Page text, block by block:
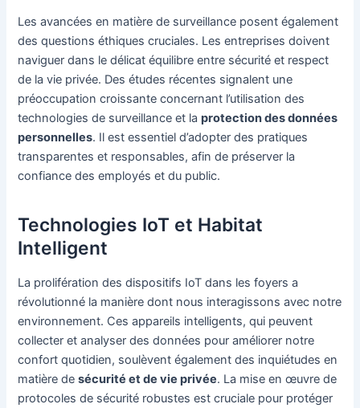
Les avancées en matière de surveillance posent également
des questions éthiques cruciales. Les entreprises doivent
naviguer dans le délicat équilibre entre sécurité et respect
de la vie privée. Des études récentes signalent une
préoccupation croissante concernant l’utilisation des
technologies de surveillance et laprotection des données
personnelles. Il est essentiel d’adopter des pratiques
transparentes et responsables, afin de préserver la
confiance des employés et du public.
Technologies IoT et Habitat
Intelligent
La prolifération des dispositifs IoT dans les foyers a
révolutionné la manière dont nous interagissons avec notre
environnement. Ces appareils intelligents, qui peuvent
collecter et analyser des données pour améliorer notre
confort quotidien, soulèvent également des inquiétudes en
matière desécurité et de vie privée. La mise en œuvre de
protocoles de sécurité robustes est cruciale pour protéger